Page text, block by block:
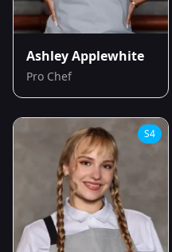
Ashley Applewhite
Pro Chef
S4